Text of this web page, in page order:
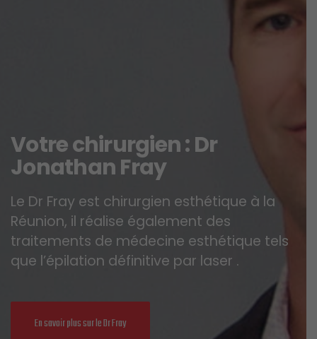
Votrechirurgien:Dr
JonathanFray
Le Dr Fray est chirurgien esthétique à la
Réunion, il réalise également des
traitements de médecine esthétique tels
que l’épilation définitive par laser .
En savoir plus sur le Dr Fray